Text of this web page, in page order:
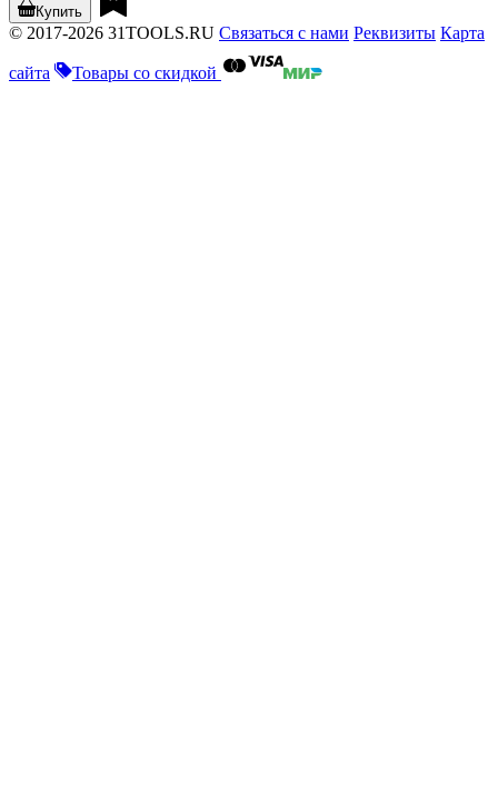
Купить
© 2017-2026 31TOOLS.RU Связаться с нами Реквизиты Карта
сайта Товары со скидкой